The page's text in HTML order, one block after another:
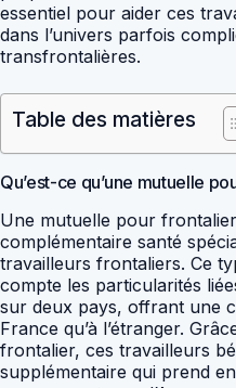
essentiel pour aider ces
dans l’univers parfois
transfrontalières.
Table des matières
Qu’est-ce qu’une mutuelle
Une mutuelle pour
complémentaire santé
travailleurs frontaliers. Ce
compte les particularités
sur deux pays, offrant une
France qu’à l’étranger.
frontalier, ces travailleurs
supplémentaire qui prend